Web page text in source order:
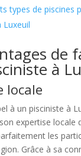
types de piscines
Luxeuil
de
à
locale
à un pisciniste à
expertise locale
les
Grâce à sa